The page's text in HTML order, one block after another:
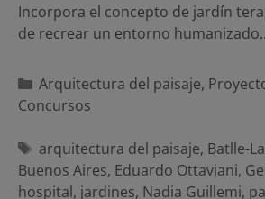
Incorpora el concepto de jardín
de recrear un entorno
Categorías
Arquitectura del paisaje,
Concursos
Etiquetas
arquitectura del paisaje, Batlle-
Buenos Aires, Eduardo Ottaviani,
hospital, jardines, Nadia Guillemi,